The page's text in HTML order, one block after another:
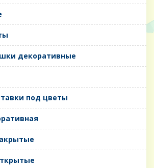
декоративные
под цветы